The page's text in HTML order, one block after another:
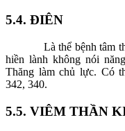
5.4. ĐIÊN
Là thể bệnh tâm
hiền lành không nói
Thăng làm chủ lực. Có
342, 340.
5.5. VIÊM THẦN